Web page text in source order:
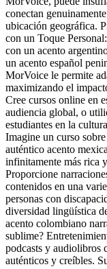
conectan
ubicación geográfica.
con un Toque
con un acento
un acento español
MorVoice le permite
maximizando el
Cree cursos online en
audiencia global, o
estudiantes en la
Imagine un curso
auténtico acento
infinitamente más rica
Proporcione
contenidos en una
personas con
diversidad lingüística
acento colombiano
sublime?
podcasts y audiolibros
auténticos y creíbles.